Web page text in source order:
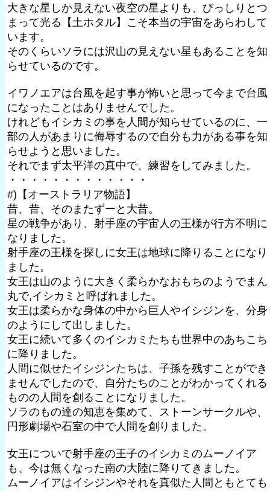
大きな星しか見えない夜空の星よりも、びっしりとつ
まって光る【土ホタル】こそ本当の宇宙をあらわして
います。
そのくらいソラには沢山の見えない星もあることを知
らせているのです。
イワノエアは台風を起す事が怖いと思って今まで台風
になったことはありませんでした。
けれどもイシカミの事を人間が知らせているのに、一
部の人があまりに侮辱するので自分も力がある事を知
らせようと思いました。
それでまず太平洋の真中で、練習をしてみました。
・・・・・・・・・・・・・
#)【オーストラリア物語】
昔、昔、そのまたずーと大昔。
星の戦争があり、射手座の宇宙人の王様が行方不明に
なりました。
射手座の王様を探しに女王は地球に降りることになり
ました。
女王は山のように大きく柔らかなおもちのようでまん
丸で,イシカミと呼ばれました。
女王は柔らかな身体の中から巨人やイシジンを、分身
のようにして出しました。
女王に続いて多くのイシカミたちも世界中のあちこち
に降りました。
人間に似せたイシジンたちは、子孫を残すことができ
ませんでしたので、自分たちのことがわかってくれる
ものの人間を創ることになりました。
ソラのもの達の知恵を集めて、ストーンサークルや、
円形劇場や石室の中で人間を創りました。
女王についで射手座の王子のイシカミのムーノイア
も、今は無くなった南の大陸に降りてきました。
ムーノイアはイシジンやそれを真似た人間ともとても